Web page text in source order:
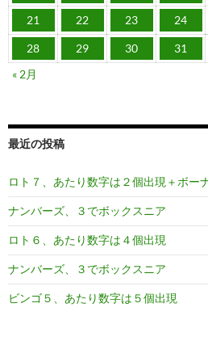
21 22 23 24
28 29 30
31
« 2月
最近の投稿
ロト７、あたり数字は２個出現＋ボー
ナンバーズ、３でボックスニア
ロト６、あたり数字は４個出現
ナンバーズ、３でボックスニア
ビンゴ５、あたり数字は５個出現